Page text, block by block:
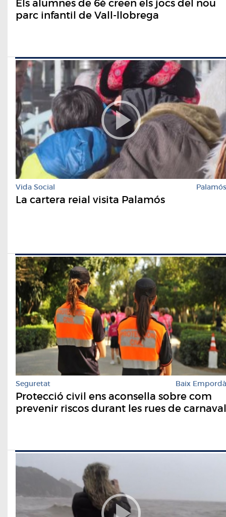
Els alumnes de 6è creen els jocs del nou
parc infantil de Vall-llobrega
Vida Social Palamós
La cartera reial visita Palamós
Seguretat Baix Empordà
Protecció civil ens aconsella sobre com
prevenir riscos durant les rues de carnaval